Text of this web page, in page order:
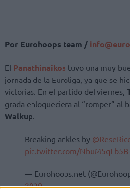
Por Eurohoops team /
El Panathinaikos tuvo una muy
jornada de la Euroliga, ya que se
victorias. En el partido del viernes,
grada enloqueciera al “romper” al
Walkup
Breaking ankles by
pic.twitter.com/NbuM5qLb5B
— Eurohoops.net
2020